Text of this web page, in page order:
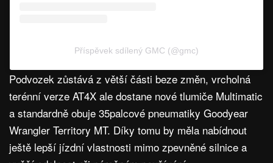
Příspěvek sdílený GMC (@gmc)
Podvozek zůstává z větší části beze změn, vrcholná
terénní verze AT4X ale dostane nové tlumiče Multimatic
a standardně obuje 35palcové pneumatiky Goodyear
Wrangler Territory MT. Díky tomu by měla nabídnout
ještě lepší jízdní vlastnosti mimo zpevněné silnice a